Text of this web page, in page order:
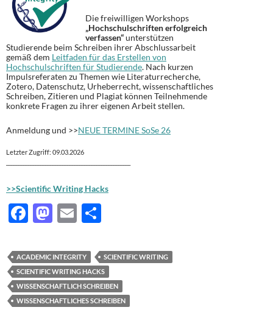
Die freiwilligen Workshops
„Hochschulschriften erfolgreich
verfassen“unterstützen
Studierende beim Schreiben ihrer Abschlussarbeit
gemäß dem Leitfaden für das Erstellen von
Hochschulschriften für Studierende. Nach kurzen
Impulsreferaten zu Themen wie Literaturrecherche,
Zotero, Datenschutz, Urheberrecht, wissenschaftliches
Schreiben, Zitieren und Plagiat können Teilnehmende
konkrete Fragen zu ihrer eigenen Arbeit stellen.
Anmeldung und >>NEUE TERMINE SoSe 26
Letzter Zugriff: 09.03.2026
>>Scientific Writing Hacks
F
e
b
o
M
to
d
o
E
ail le
n
ACADEMIC INTEGRITY
SCIENTIFIC WRITING
SCIENTIFIC WRITING HACKS
WISSENSCHAFTLICH SCHREIBEN
WISSENSCHAFTLICHES SCHREIBEN